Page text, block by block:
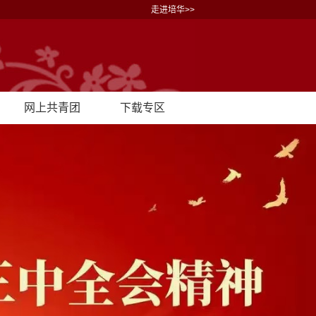
走进培华>>
网上共青团 下载专区